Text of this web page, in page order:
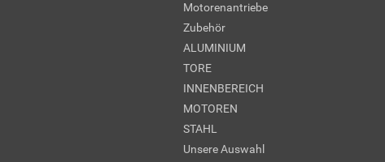
Motorenantriebe
Zubehör
ALUMINIUM
TORE
INNENBEREICH
MOTOREN
STAHL
Unsere Auswahl